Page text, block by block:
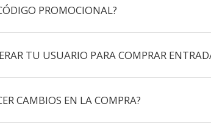
PROMOCIONAL?
TU USUARIO PARA COMPRAR
CAMBIOS EN LA COMPRA?